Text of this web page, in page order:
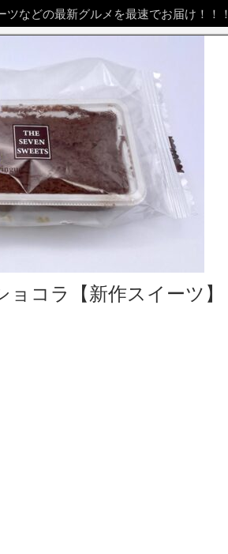
などの最新グルメを最速でお届け！！！
コラ【新作スイーツ】